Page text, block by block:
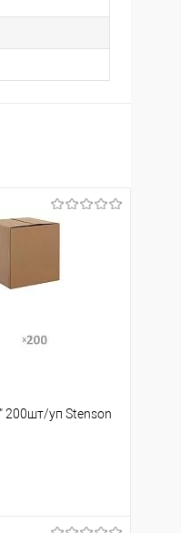
200шт/уп Stenson